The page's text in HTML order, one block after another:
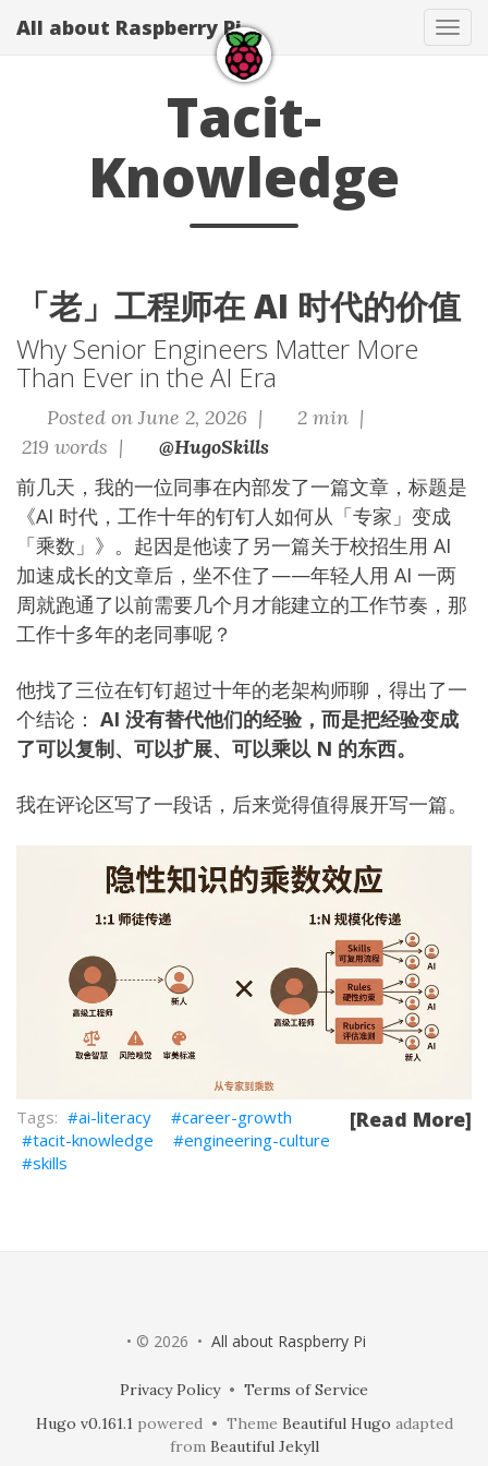
All about Raspberry Pi
Tacit-
Knowledge
「老」工程师在 AI 时代的价值
Why Senior Engineers Matter More
Than Ever in the AI Era
Posted on June 2, 2026 |
2 min |
219 words |
@HugoSkills
前几天，我的一位同事在内部发了一篇文章，标题是
《AI 时代，工作十年的钉钉人如何从「专家」变成
「乘数」》。起因是他读了另一篇关于校招生用 AI
加速成长的文章后，坐不住了——年轻人用 AI 一两
周就跑通了以前需要几个月才能建立的工作节奏，那
工作十多年的老同事呢？
他找了三位在钉钉超过十年的老架构师聊，得出了一
个结论： AI 没有替代他们的经验，而是把经验变成
了可以复制、可以扩展、可以乘以 N 的东西。
我在评论区写了一段话，后来觉得值得展开写一篇。
[Read More]
ai-literacy
career-growth
tacit-knowledge
engineering-culture
skills
• © 2026 • All about Raspberry Pi
Privacy Policy• Terms of Service
Hugo v0.161.1powered • Theme Beautiful Hugo adapted
from Beautiful Jekyll